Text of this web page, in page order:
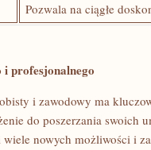
Pozwala ‍na​ ciągłe
i profesjonalnego
i zawodowy ma
do poszerzania swoich
nowych możliwości ​i